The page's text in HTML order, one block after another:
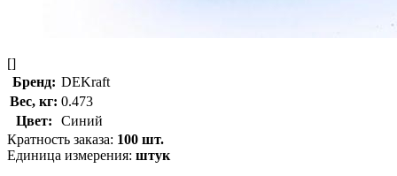
[]
Бренд: DEKraft
Вес, кг: 0.473
Цвет:
Синий
Кратность заказа: 100 шт.
Единица измерения: штук